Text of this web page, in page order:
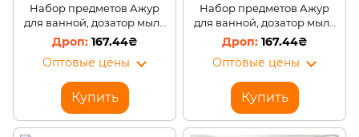
Набор предметов Ажур
для ванной, дозатор мыла
+ стакан для зубных щеток,
голубой (2339)
167.44₴
Оптовые цены
Купить
Набор предметов Ажур
для ванной, дозатор мыла
+ стакан для зубных щеток,
розовый (2339)
167.44₴
Оптовые цены
Купить